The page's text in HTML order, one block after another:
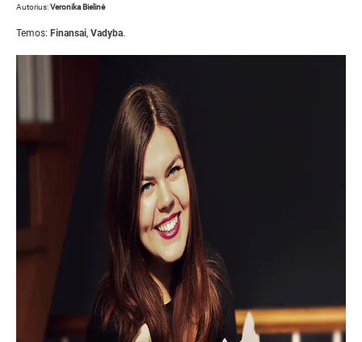
Autorius:Veronika Bielinė
Temos: Finansai, Vadyba.